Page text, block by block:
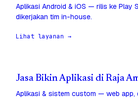
Aplikasi Android & iOS — rilis ke Play
dikerjakan tim in-house.
Lihat layanan →
Jasa Bikin Aplikasi di Raja
Aplikasi & sistem custom — web app,